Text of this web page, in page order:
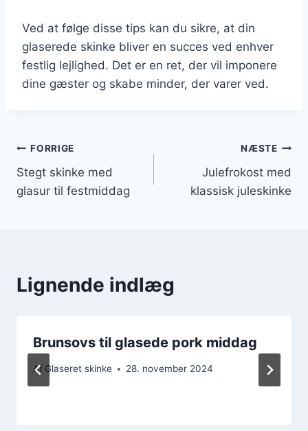
Ved at følge disse tips kan du sikre, at din
glaserede skinke bliver en succes ved enhver
festlig lejlighed. Det er en ret, der vil imponere
dine gæster og skabe minder, der varer ved.
Indlægsnavigation
FORRIGE
Stegt skinke med
glasur til festmiddag
NÆSTE
Julefrokost med
klassisk juleskinke
Lignende indlæg
Brunsovs til glasede pork middag
Af Glaseret skinke 28. november 2024